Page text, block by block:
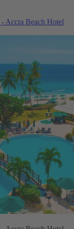
Accra Beach Hotel